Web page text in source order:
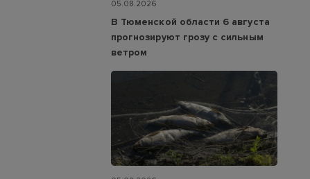
05.08.2026
В Тюменской области 6 августа
прогнозируют грозу с сильным
ветром